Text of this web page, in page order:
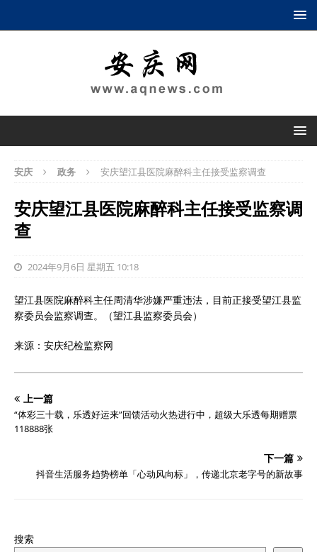
安庆 政务 安庆望江县医院麻醉科主任接受监察调查
安庆望江县医院麻醉科主任接受监察调
查
2024年9月6日 星期五 10:18
望江县医院麻醉科主任周清华涉嫌严重违法，目前正接受望江县监
察委员会监察调查。（望江县监察委员会）
来源：安庆纪检监察网
上一篇
“体彩三十载，乐透好运来”回馈活动火热进行中，超级大乐透每期赠票
118888张
下一篇
抖音生活服务趋势榜单「心动风向标」，传递北京老字号的新故事
搜索